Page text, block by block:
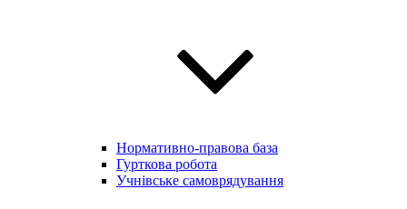
Нормативно-правова база
Гурткова робота
Учнівське самоврядування